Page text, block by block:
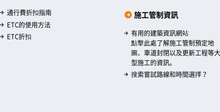
通行費折扣指南
ETC的使用方法
ETC折扣
施工管制資訊
有用的建築資訊網站
點擊此處了解施工管制預定地
圖、車道封閉以及更新工程等
型施工的資訊。
搜索嘗試路線和時間選擇？